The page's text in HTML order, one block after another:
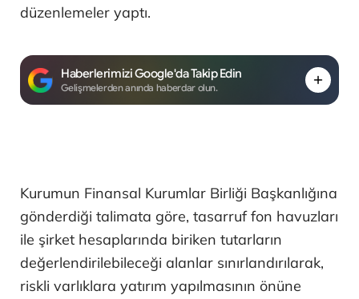
düzenlemeler yaptı.
Haberlerimizi Google'da Takip Edin
Gelişmelerden anında haberdar olun.
Kurumun Finansal Kurumlar Birliği Başkanlığına
gönderdiği talimata göre, tasarruf fon havuzları
ile şirket hesaplarında biriken tutarların
değerlendirilebileceği alanlar sınırlandırılarak,
riskli varlıklara yatırım yapılmasının önüne